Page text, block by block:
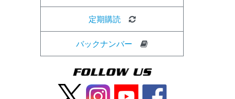
定期購読
バックナンバー